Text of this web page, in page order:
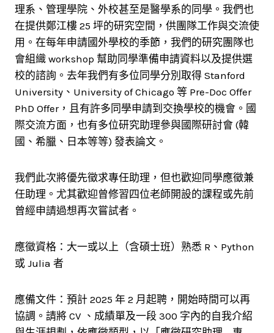
理系、管理學院、外校甚至是醫學系的同學。我們也
在提供鄭江樓 25 坪的研究空間，供團隊工作與交流使
用。在每年申請國外學校的季節，我們的研究團隊也
會組織 workshop 幫助同學準備申請資料以及提供選
校的諮詢。去年我們有多位同學分別取得 Stanford
University、University of Chicago 等 Pre-Doc Offer
PhD Offer，且有許多同學申請到交換學校的機會。國
際交流方面，也有多位研究助理參與國際研討會 (韓
國、希臘、日本等等) 發表論文。
我們此次將優先徵求專任助理，但也歡迎同學應徵兼
任助理。尤其歡迎曾修習四位老師開設的課程或先前
曾經申請過想再次嘗試者。
應徵資格：大一或以上（含碩士班）熟悉 R、Python
或 Julia 者
應備文件：預計 2025 年 2 月起聘，開始時間可以再
協調。請將 CV 、成績單及一段 300 字內的自我介紹